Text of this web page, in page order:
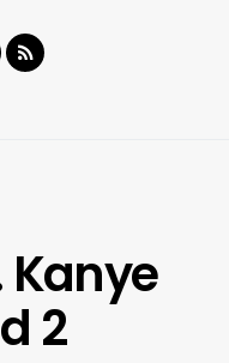
Kanye
2